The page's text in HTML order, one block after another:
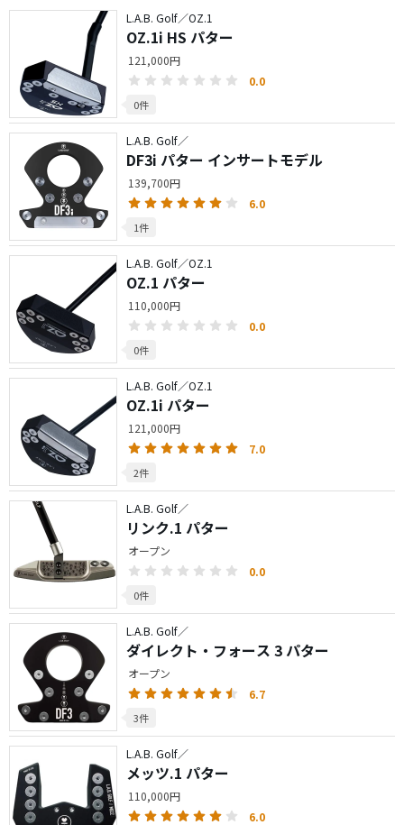
L.A.B. Golf／OZ.1
OZ.1i HS パター
121,000円
0.0
0件
L.A.B. Golf／
DF3i パター インサートモデル
139,700円
6.0
1件
L.A.B. Golf／OZ.1
OZ.1 パター
110,000円
0.0
0件
L.A.B. Golf／OZ.1
OZ.1i パター
121,000円
7.0
2件
L.A.B. Golf／
リンク.1 パター
オープン
0.0
0件
L.A.B. Golf／
ダイレクト・フォース 3 パター
オープン
6.7
3件
L.A.B. Golf／
メッツ.1 パター
110,000円
6.0